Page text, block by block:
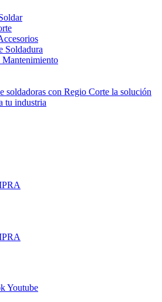
Soldadura
Mantenimiento
soldadoras con Regio Corte la solución
tu industria
Youtube